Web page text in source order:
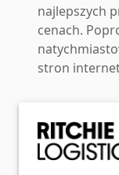
najlepszych
cenach.
stron